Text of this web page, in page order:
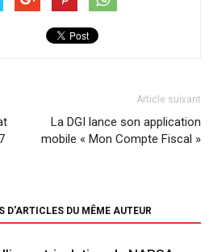
Article suivant
La DGI lance son application
mobile « Mon Compte Fiscal »
D'ARTICLES DU MÊME AUTEUR